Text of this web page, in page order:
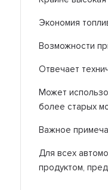
Экономия
Возможности
Отвечает
Может
более старых
Важное
Для всех
продуктом,